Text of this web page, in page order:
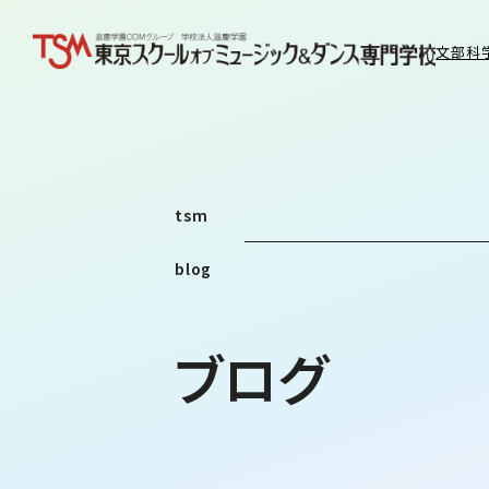
文部科
tsm
blog
ブログ